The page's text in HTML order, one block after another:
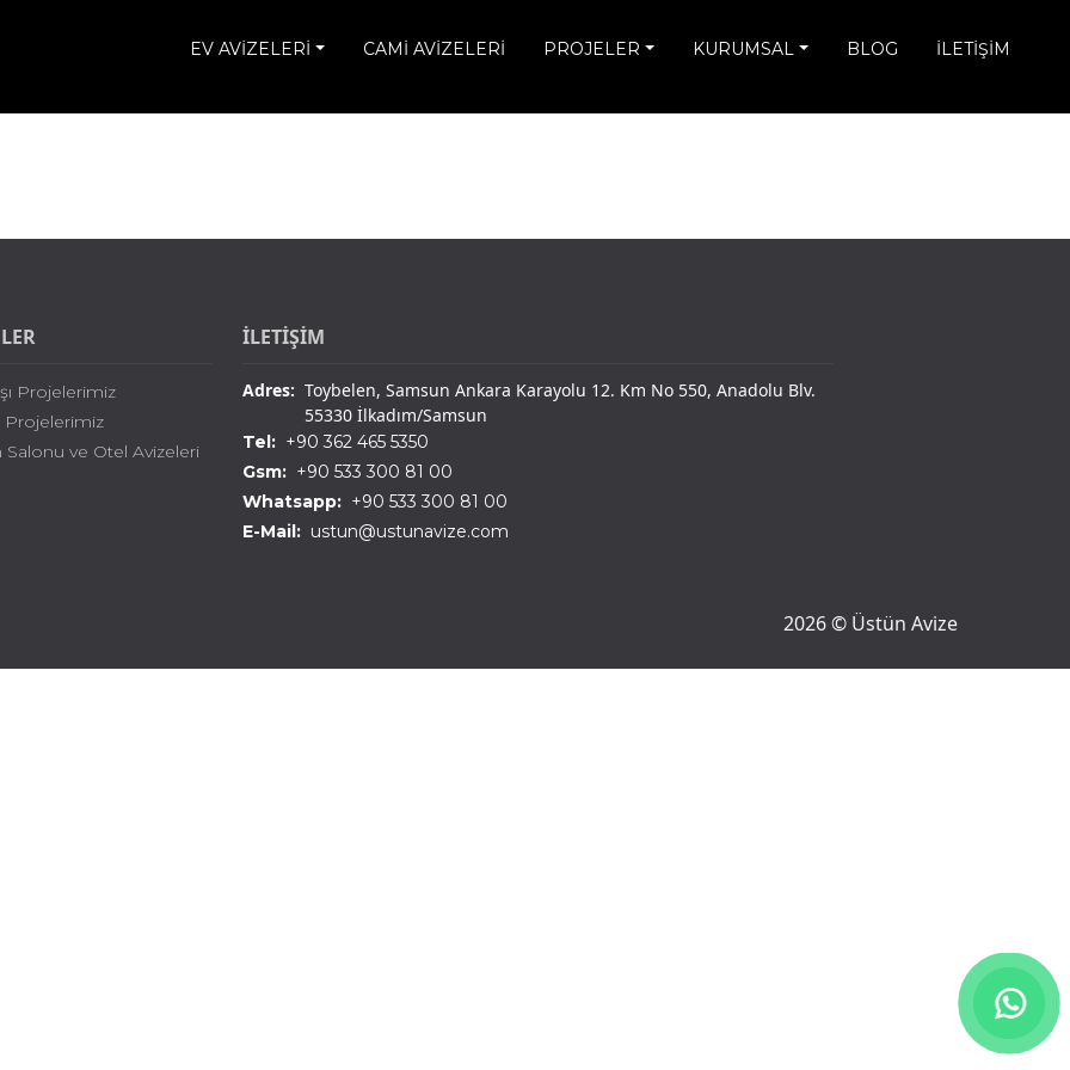
EV AVİZELERİ CAMİ AVİZELERİ PROJELER KURUMSAL BLOG İLETİŞİM
Projelerimiz
Projelerimiz
ve Otel Avizeleri
İLETİŞİM
Adres: Toybelen, Samsun Ankara Karayolu 12. Km No 550, Anadolu Blv.
55330 İlkadım/Samsun
Tel: +90 362 465 5350
Gsm: +90 533 300 81 00
Whatsapp: +90 533 300 81 00
E-Mail: ustun@ustunavize.com
2026 © Üstün Avize